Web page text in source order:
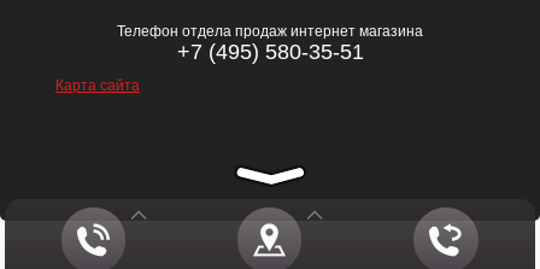
Телефон отдела продаж интернет магазина
+7 (495) 580-35-51
Карта сайта